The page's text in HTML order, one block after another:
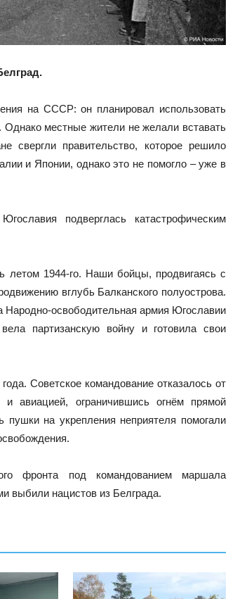
на СССР: он планировал использовать
Однако местные жители не желали вставать
свергли правительство, которое решило
и Японии, однако это не помогло – уже в
подверглась катастрофическим
летом 1944-го. Наши бойцы, продвигаясь с
вглубь Балканского полуострова.
Народно-освободительная армия Югославии
партизанскую войну и готовила свои
Советское командование отказалось от
авиацией, ограничившись огнём прямой
пушки на укрепления неприятеля помогали
фронта под командованием маршала
выбили нацистов из Белграда.